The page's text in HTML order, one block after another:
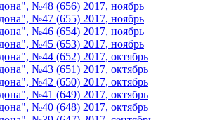
№48 (656) 2017, ноябрь
№47 (655) 2017, ноябрь
№46 (654) 2017, ноябрь
№45 (653) 2017, ноябрь
№44 (652) 2017, октябрь
№43 (651) 2017, октябрь
№42 (650) 2017, октябрь
№41 (649) 2017, октябрь
№40 (648) 2017, октябрь